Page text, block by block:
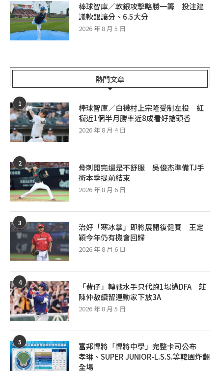
棒球智庫／軟銀攻擊略勝一籌 投注建
議軟銀讓分、6.5大分
2026 年 8 月 5 日
熱門文章
1
棒球智庫／白襪村上宗隆受制左投 紅
襪近1個半月勝率近8成看好搶頭香
2026 年 8 月 4 日
2
骨刺開完還是不舒服 吳俊杰準備TJ手
術本季提前結束
2026 年 8 月 6 日
3
治好「寒冰掌」即將展開復健賽 王定
穎今年仍有機會回歸
2026 年 8 月 6 日
4
「費仔」轉戰水手只代跑1場遭DFA 莊
陳仲敖續留運動家下放3A
2026 年 8 月 5 日
5
富邦悍將「悍將中學」完整卡司公布
孝琳、SUPER JUNIOR-L.S.S.等韓團炸翻
全場